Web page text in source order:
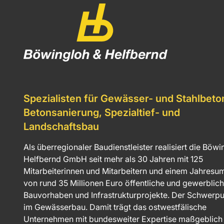
Spezialisten für Gewässer- und
Betonsanierung, Spezialtief- und
Landschaftsbau
Als überregionaler Baudienstleister realisiert die
Helfbernd GmbH seit mehr als 30 Jahren mit 125
Mitarbeiterinnen und Mitarbeitern und einem
von rund 35 Millionen Euro öffentliche und
Bauvorhaben und Infrastrukturprojekte. Der
im Gewässerbau. Damit trägt das ostwestfälische
Unternehmen mit bundesweiter Expertise maßgeblich